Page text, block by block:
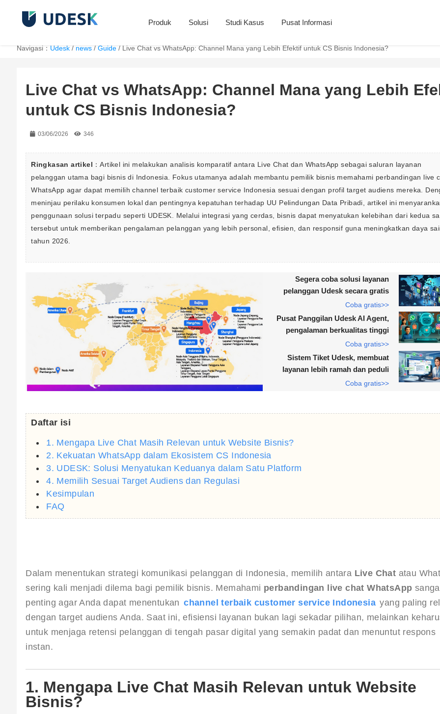
Produk Solusi Studi Kasus Pusat Informasi
Navigasi： Udesk/ news/ Guide/ Live Chat vs WhatsApp: Channel Mana yang Lebih Efektif untuk CS Bisnis Indonesia?
Live Chat vs WhatsApp: Channel Mana yang Lebih
untuk CS Bisnis Indonesia?
03/06/2026 346
Ringkasan artikel ：Artikel ini melakukan analisis komparatif antara Live Chat dan WhatsApp sebagai saluran layanan
pelanggan utama bagi bisnis di Indonesia. Fokus utamanya adalah membantu pemilik bisnis memahami perbandingan live
WhatsApp agar dapat memilih channel terbaik customer service Indonesia sesuai dengan profil target audiens mereka.
meninjau perilaku konsumen lokal dan pentingnya kepatuhan terhadap UU Pelindungan Data Pribadi, artikel ini
penggunaan solusi terpadu seperti UDESK. Melalui integrasi yang cerdas, bisnis dapat menyatukan kelebihan dari kedua
tersebut untuk memberikan pengalaman pelanggan yang lebih personal, efisien, dan responsif guna meningkatkan daya
tahun 2026.
Segera coba solusi layanan
pelanggan Udesk secara gratis
Coba gratis>>
Pusat Panggilan Udesk AI Agent,
pengalaman berkualitas tinggi
Coba gratis>>
Sistem Tiket Udesk, membuat
layanan lebih ramah dan peduli
Coba gratis>>
Daftar isi
1. Mengapa Live Chat Masih Relevan untuk Website Bisnis?
2. Kekuatan WhatsApp dalam Ekosistem CS Indonesia
3. UDESK: Solusi Menyatukan Keduanya dalam Satu Platform
4. Memilih Sesuai Target Audiens dan Regulasi
Kesimpulan
FAQ
Dalam menentukan strategi komunikasi pelanggan di Indonesia, memilih antara Live Chat atau
sering kali menjadi dilema bagi pemilik bisnis. Memahami perbandingan live chat WhatsApp
penting agar Anda dapat menentukan channel terbaik customer service Indonesia yang paling
dengan target audiens Anda. Saat ini, efisiensi layanan bukan lagi sekadar pilihan, melainkan
untuk menjaga retensi pelanggan di tengah pasar digital yang semakin padat dan menuntut respons
instan.
1. Mengapa Live Chat Masih Relevan untuk Website
Bisnis?